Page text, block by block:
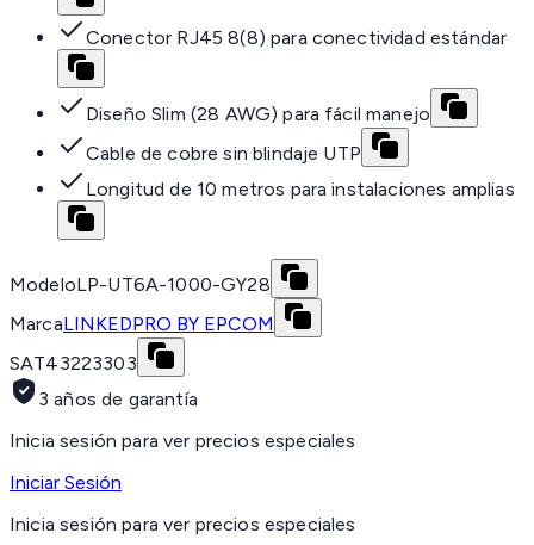
Conector RJ45 8(8) para conectividad estándar
Diseño Slim (28 AWG) para fácil manejo
Cable de cobre sin blindaje UTP
Longitud de 10 metros para instalaciones amplias
ModeloLP-UT6A-1000-GY28
MarcaLINKEDPRO BY EPCOM
SAT43223303
3 años de garantía
Inicia sesión para ver precios especiales
Iniciar Sesión
Inicia sesión para ver precios especiales